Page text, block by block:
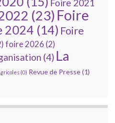
Foire 2021
(23) Foire
2024 (14) Foire
foire 2026 (2)
(4) La
(0) Revue de Presse(1)